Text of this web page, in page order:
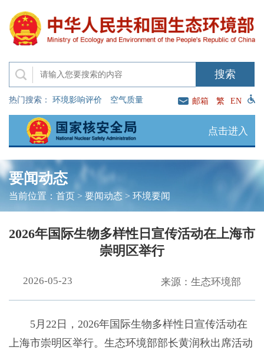
热门搜索： 环境影响评价 空气质量 邮箱 繁 EN
点击进入
要闻动态
当前位置： 首页> 要闻动态 > 环境要闻
2026年国际生物多样性日宣传活动在上海市
崇明区举行
2026-05-23 来源：生态环境部
5月22日，2026年国际生物多样性日宣传活动在
上海市崇明区举行。生态环境部部长黄润秋出席活动